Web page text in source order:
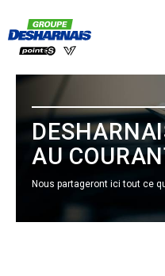
AU
Nous partageront ici tout ce